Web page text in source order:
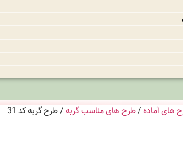
های آماده /طرح های مناسب گربه / طرح گربه کد 31